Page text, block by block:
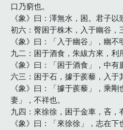
口乃窮也。
《象》曰：澤無水，困。君子以
初六：臀困于株木，入于幽谷，
《象》曰：「入于幽谷」，幽不
九二：困于酒食，朱紱方來，利
《象》曰：「困于酒食」，中有
六三：困于石，據于蒺藜，入于
《象》曰：「據于蒺藜」，乘
妻」，不祥也。
九四：來徐徐，困于金車，吝，
《象》曰：「來徐徐」，志在下